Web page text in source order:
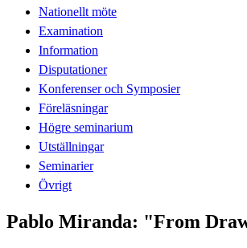
Nationellt möte
Examination
Information
Disputationer
Konferenser och Symposier
Föreläsningar
Högre seminarium
Utställningar
Seminarier
Övrigt
Pablo Miranda: "From